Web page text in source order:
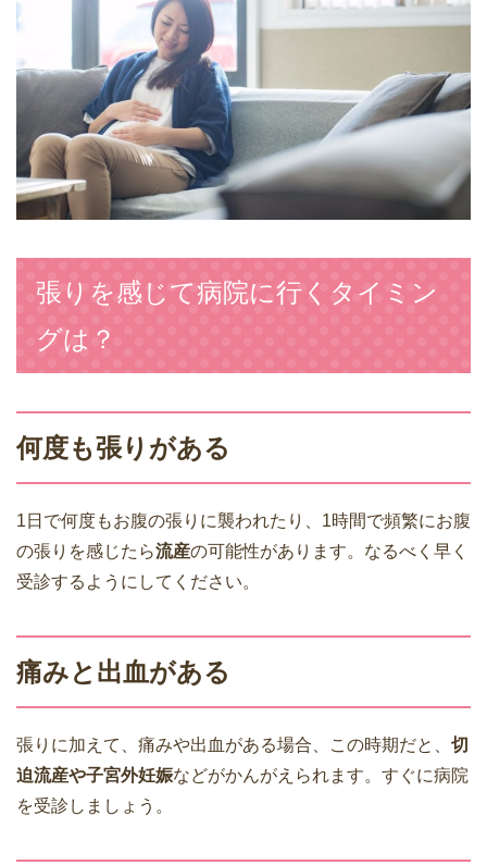
張りを感じて病院に行くタイミン
グは？
何度も張りがある
1日で何度もお腹の張りに襲われたり、1時間で頻繁にお腹
の張りを感じたら流産の可能性があります。なるべく早く
受診するようにしてください。
痛みと出血がある
張りに加えて、痛みや出血がある場合、この時期だと、 切
迫流産や子宮外妊娠などがかんがえられます。すぐに病院
を受診しましょう。